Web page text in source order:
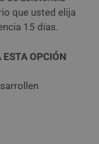
que usted elija
15 días.
ESTA OPCIÓN